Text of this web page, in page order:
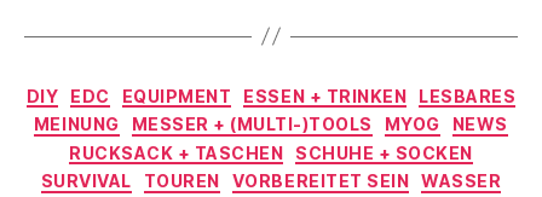
Kategorien
DIY EDC EQUIPMENT ESSEN + TRINKEN
LESBARES
MEINUNG
MESSER + (MULTI-)TOOLS MYOG
NEWS
RUCKSACK + TASCHEN
SCHUHE + SOCKEN
SURVIVAL
TOUREN VORBEREITET SEIN WASSER